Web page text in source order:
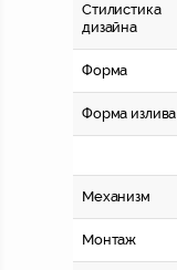
Стилистика
дизайна
Форма
Форма излива
Механизм
Монтаж